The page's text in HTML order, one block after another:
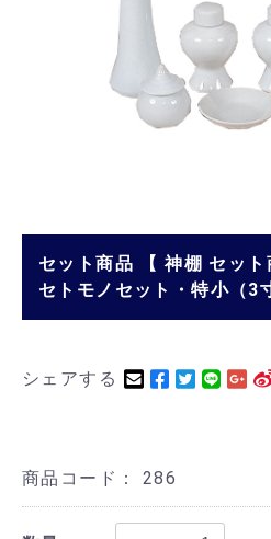
セット商品 【 神棚 セット
セトモノセット・特小（3
シェアする
商品コード： 286